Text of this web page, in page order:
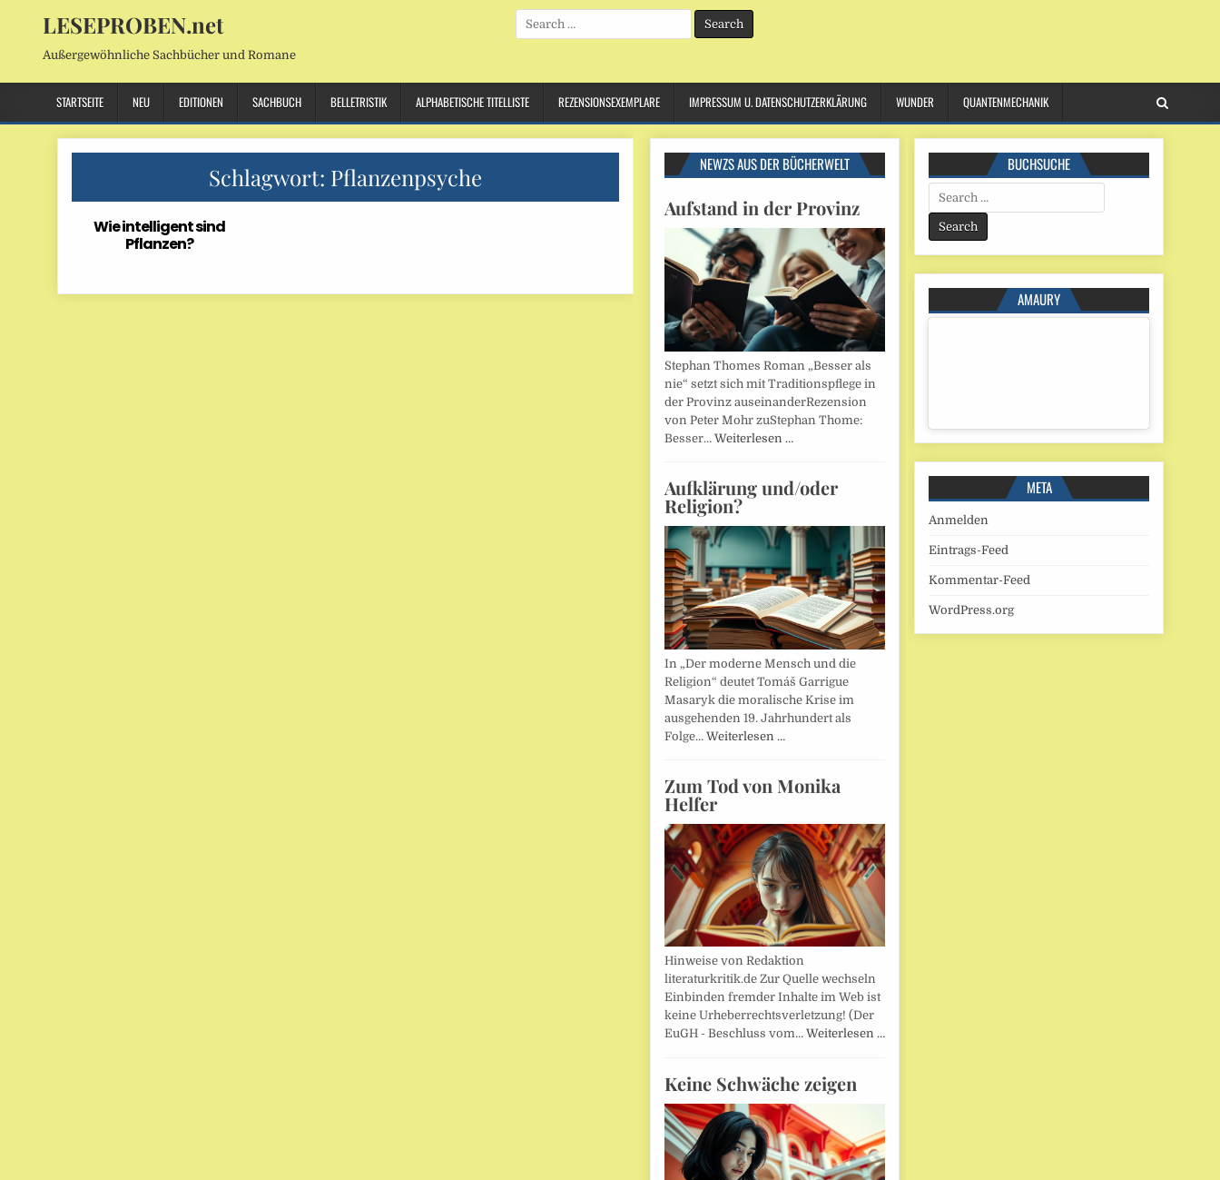
LESEPROBEN.net
Außergewöhnliche Sachbücher und Romane
Search
for:
STARTSEITE NEU EDITIONEN SACHBUCH BELLETRISTIK ALPHABETISCHE TITELLISTE REZENSIONSEXEMPLARE IMPRESSUM U. DATENSCHUTZERKLÄRUNG WUNDER QUANTENMECHANIK
Schlagwort: Pflanzenpsyche
Wie intelligent sind
Pflanzen?
NEWZS AUS DER BÜCHERWELT
Aufstand in der Provinz
Stephan Thomes Roman „Besser als
nie“ setzt sich mit Traditionspflege in
der Provinz auseinanderRezension
von Peter Mohr zuStephan Thome:
Besser… Weiterlesen …
Aufklärung und/oder
Religion?
In „Der moderne Mensch und die
Religion“ deutet Tomáš Garrigue
Masaryk die moralische Krise im
ausgehenden 19. Jahrhundert als
Folge… Weiterlesen …
Zum Tod von Monika
Helfer
Hinweise von Redaktion
literaturkritik.de Zur Quelle wechseln
Einbinden fremder Inhalte im Web ist
keine Urheberrechtsverletzung! (Der
EuGH - Beschluss vom… Weiterlesen …
Keine Schwäche zeigen
BUCHSUCHE
Search
for:
AMAURY
META
Anmelden
Eintrags-Feed
Kommentar-Feed
WordPress.org